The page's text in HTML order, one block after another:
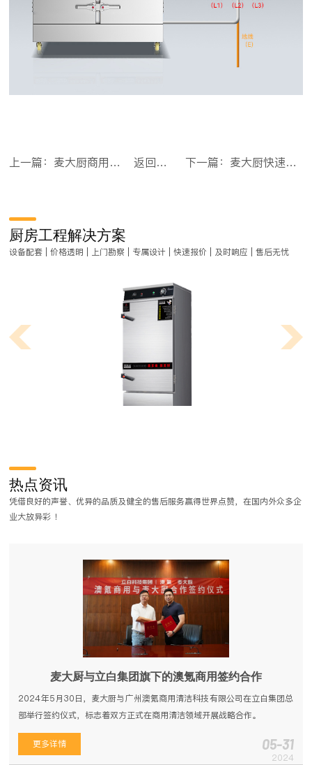
上一篇：麦大厨商用蒸柜24盘变频款智能电热蒸箱蒸饭车全自动蒸饭柜 返回目录 下一篇：麦大厨快速烤鸭炉商用多功能烤炉透窗自动清洗烤鸭炉380V 6KW
厨房工程解决方案
设备配套 | 价格透明 | 上门勘察 | 专属设计 | 快速报价 | 及时响应 | 售后无忧
圳前海真好吃连锁自助餐厅是一家主打自助餐饮的连锁餐饮店，采用开放
式厨房设计，通过开放式厨房向客户展示干净卫生的烹饪环境，而开放式
商用厨房对厨房的设计，商厨设备的品质以及外观都有较高的要求.
热点资讯
凭借良好的声誉、优异的品质及健全的售后服务赢得世界点赞，在国内外众多企
业大放异彩 ！
麦大厨与立白集团旗下的澳氪商用签约合作
2024年5月30日，麦大厨与广州澳氪商用清洁科技有限公司在立白集团总
部举行签约仪式，标志着双方正式在商用清洁领域开展战略合作。
更多详情 05-31
2024